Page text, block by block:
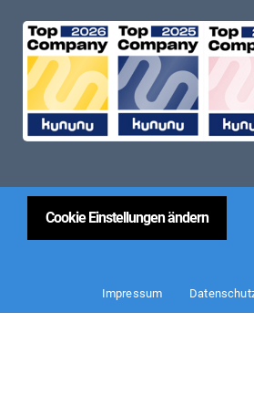
Cookie Einstellungen ändern
Impressum